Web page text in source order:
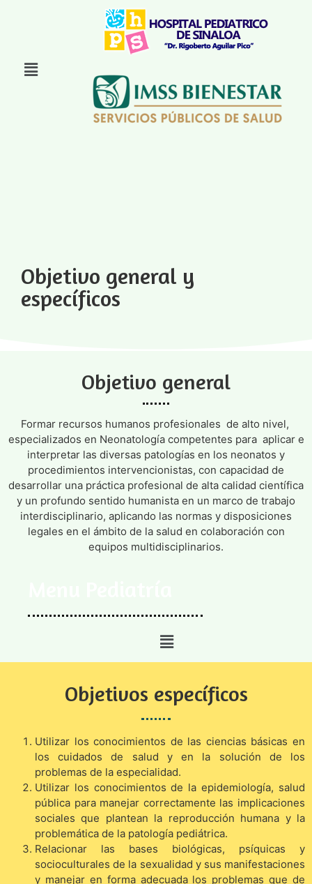
Objetivo general y
específicos
Objetivo general
Formar recursos humanos profesionales de alto nivel,
especializados en Neonatología competentes para aplicar e
interpretar las diversas patologías en los neonatos y
procedimientos intervencionistas, con capacidad de
desarrollar una práctica profesional de alta calidad científica
y un profundo sentido humanista en un marco de trabajo
interdisciplinario, aplicando las normas y disposiciones
legales en el ámbito de la salud en colaboración con
equipos multidisciplinarios.
Objetivos específicos
Utilizar los conocimientos de las ciencias básicas en
los cuidados de salud y en la solución de los
problemas de la especialidad.
Utilizar los conocimientos de la epidemiología, salud
pública para manejar correctamente las implicaciones
sociales que plantean la reproducción humana y la
problemática de la patología pediátrica.
Relacionar las bases biológicas, psíquicas y
socioculturales de la sexualidad y sus manifestaciones
y manejar en forma adecuada los problemas que de